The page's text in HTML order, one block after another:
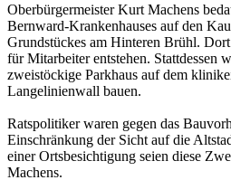
Oberbürgermeister Kurt Machens
Bernward-Krankenhauses auf den
Grundstückes am Hinteren Brühl.
für Mitarbeiter entstehen. Stattdessen
zweistöckige Parkhaus auf dem
Langelinienwall bauen.
Ratspolitiker waren gegen das
Einschränkung der Sicht auf die
einer Ortsbesichtigung seien diese
Machens.